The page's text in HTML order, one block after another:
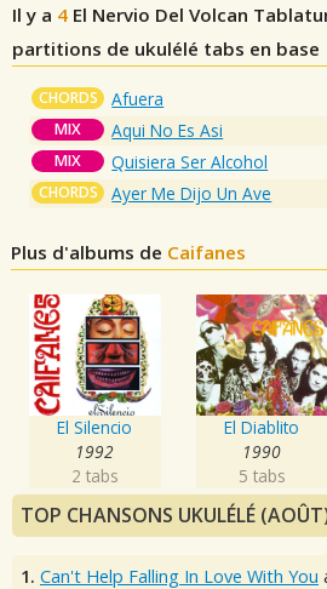
Il y a 4 El Nervio Del Volcan
partitions de ukulélé tabs en base
CHORDS Afuera
MIX Aqui No Es Asi
MIX Quisiera Ser Alcohol
CHORDS Ayer Me Dijo Un Ave
Plus d'albums de Caifanes
El Silencio
1992
2 tabs
El Diablito
1990
5 tabs
TOP CHANSONS UKULÉLÉ
1. Can't Help Falling In Love With You